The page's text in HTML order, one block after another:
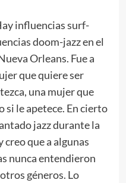
influencias surf-
doom-jazz en el
Orleans. Fue a
que quiere ser
una mujer que
si le apetece. En cierto
jazz durante la
que a algunas
nunca entendieron
géneros. Lo